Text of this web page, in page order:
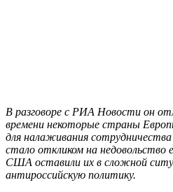
В разговоре с РИА Новости он
времени некоторые страны
для налаживания
стало откликом на
США оставили их в сложной
антироссийскую политику.